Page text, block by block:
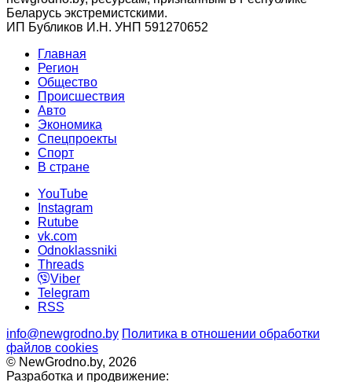
Беларусь экстремистскими.
ИП Бубликов И.Н. УНП 591270652
Главная
Регион
Общество
Происшествия
Авто
Экономика
Спецпроекты
Cпорт
В стране
YouTube
Instagram
Rutube
vk.com
Odnoklassniki
Threads
Viber
Telegram
RSS
info@newgrodno.by Политика в отношении обработки
файлов cookies
© NewGrodno.by, 2026
Разработка и продвижение: